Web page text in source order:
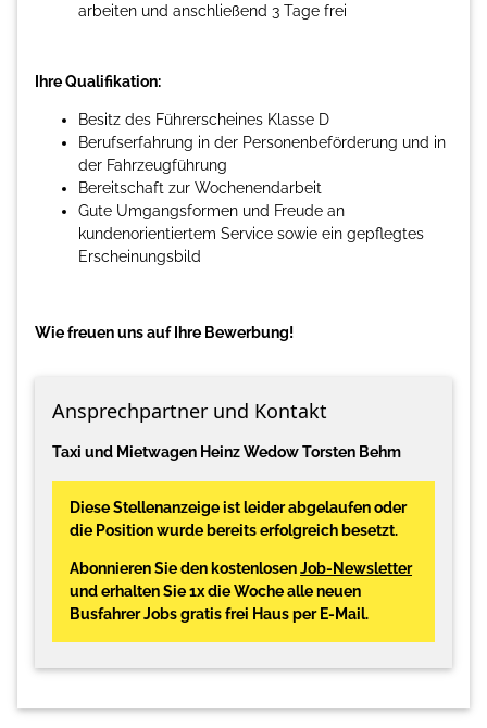
arbeiten und anschließend 3 Tage frei
Ihre Qualifikation:
Besitz des Führerscheines Klasse D
Berufserfahrung in der Personenbeförderung und in
der Fahrzeugführung
Bereitschaft zur Wochenendarbeit
Gute Umgangsformen und Freude an
kundenorientiertem Service sowie ein gepflegtes
Erscheinungsbild
Wie freuen uns auf Ihre Bewerbung!
Ansprechpartner und Kontakt
Taxi und Mietwagen Heinz Wedow Torsten Behm
Diese Stellenanzeige ist leider abgelaufen oder
die Position wurde bereits erfolgreich besetzt.
Abonnieren Sie den kostenlosenJob-Newsletter
und erhalten Sie 1x die Woche alle neuen
Busfahrer Jobs gratis frei Haus per E-Mail.